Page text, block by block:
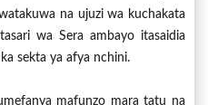
na ujuzi wa kuchakata
wa Sera ambayo itasaidia
sekta ya afya nchini.
mafunzo mara tatu na